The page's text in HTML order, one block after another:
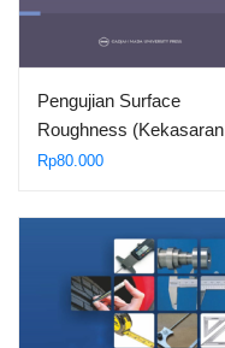
Pengujian Surface
Roughness (Kekasaran
Permukaan) pada…
Rp80.000